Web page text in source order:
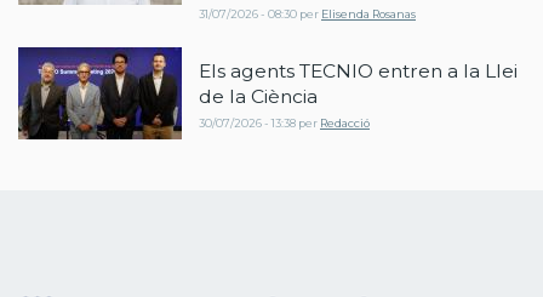
31/07/2026 - 08:30 per Elisenda Rosanas
Els agents TECNIO entren a la Llei
de la Ciència
30/07/2026 - 13:38 per Redacció